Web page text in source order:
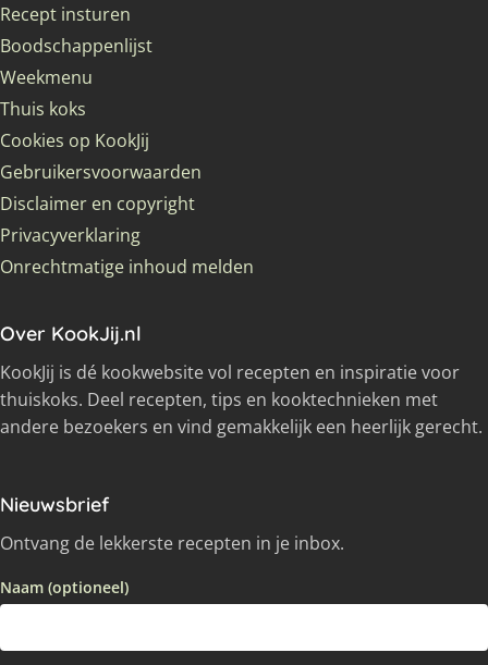
Recept insturen
Boodschappenlijst
Weekmenu
Thuis koks
Cookies op KookJij
Gebruikersvoorwaarden
Disclaimer en copyright
Privacyverklaring
Onrechtmatige inhoud melden
Over KookJij.nl
KookJij is dé kookwebsite vol recepten en inspiratie voor
thuiskoks. Deel recepten, tips en kooktechnieken met
andere bezoekers en vind gemakkelijk een heerlijk gerecht.
Nieuwsbrief
Ontvang de lekkerste recepten in je inbox.
Naam (optioneel)